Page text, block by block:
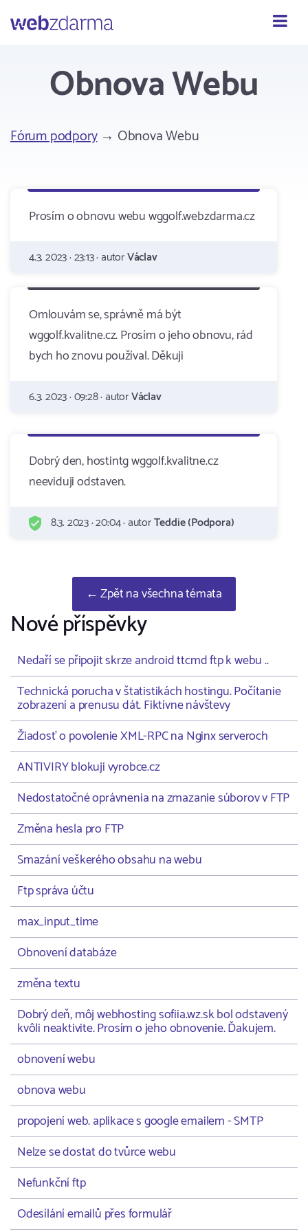
Webzdarma
Obnova Webu
Fórum podpory→ Obnova Webu
Prosím o obnovu webu wggolf.webzdarma.cz
4.3. 2023 · 23:13 · autorVáclav
Omlouvám se, správně má být
wggolf.kvalitne.cz. Prosím o jeho obnovu, rád
bych ho znovu používal. Děkuji
6.3. 2023 · 09:28 · autorVáclav
Dobrý den, hostintg wggolf.kvalitne.cz
neeviduji odstaven.
8.3. 2023 · 20:04 · autorTeddie (Podpora)
← Zpět na všechna témata
Nové příspěvky
Nedaří se připojit skrze android ttcmd ftp k webu ..
Technická porucha v štatistikách hostingu. Počítanie
zobrazení a prenusu dát. Fiktívne návštevy
Žiadosť o povolenie XML-RPC na Nginx serveroch
ANTIVIRY blokuji vyrobce.cz
Nedostatočné oprávnenia na zmazanie súborov v FTP
Změna hesla pro FTP
Smazání veškerého obsahu na webu
Ftp správa účtu
max_input_time
Obnovení databáze
změna textu
Dobrý deň, môj webhosting sofiia.wz.sk bol odstavený
kvôli neaktivite. Prosím o jeho obnovenie. Ďakujem.
obnovení webu
obnova webu
propojení web. aplikace s google emailem - SMTP
Nelze se dostat do tvůrce webu
Nefunkční ftp
Odesílání emailů přes formulář